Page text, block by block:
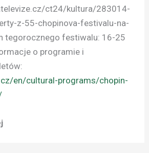
ct24/kultura/283014-
z-55-chopinova-festivalu-na-
tegorocznego festiwalu: 16-25
o programie i
en/cultural-programs/chopin-